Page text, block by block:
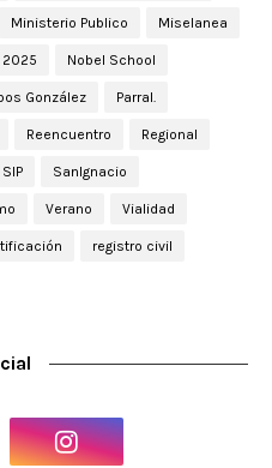
Ministerio Publico Miselanea
2025 Nobel School
González Parral.
Reencuentro Regional
SIP SanIgnacio
Verano Vialidad
registro civil